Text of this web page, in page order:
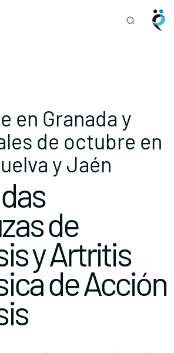
en Granada y
de octubre en
y Jaén
de
y Artritis
de Acción